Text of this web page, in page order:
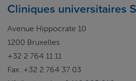
Cliniques universitaires
Avenue Hippocrate 10
1200 Bruxelles
+32 2 764 11 11
Fax. +32 2 764 37 03